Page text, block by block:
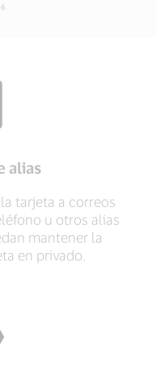
alias
tarjeta a correos
u otros alias
mantener la
en privado.